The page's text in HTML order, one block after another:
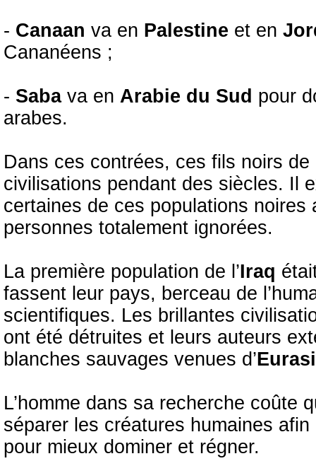
- Canaan va en Palestine et en
Cananéens ;
- Saba va en Arabie du Sud pour
arabes.
Dans ces contrées, ces fils noirs de
civilisations pendant des siècles. Il
certaines de ces populations
personnes totalement ignorées.
La première population de l’Iraq
fassent leur pays, berceau de
scientifiques. Les brillantes
ont été détruites et leurs auteurs
blanches sauvages venues d’
L’homme dans sa recherche coûte
séparer les créatures humaines
pour mieux dominer et régner.